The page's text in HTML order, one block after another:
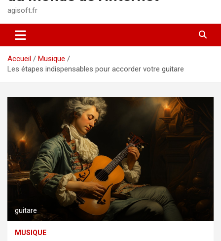
agisoft.fr
Accueil
Musique
Les étapes indispensables pour accorder votre guitare
guitare
MUSIQUE